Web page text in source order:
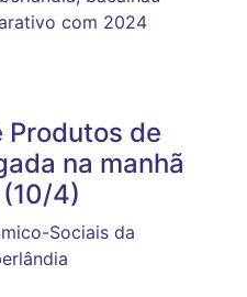
com 2024
Produtos de
na manhã
4)
Sociais da